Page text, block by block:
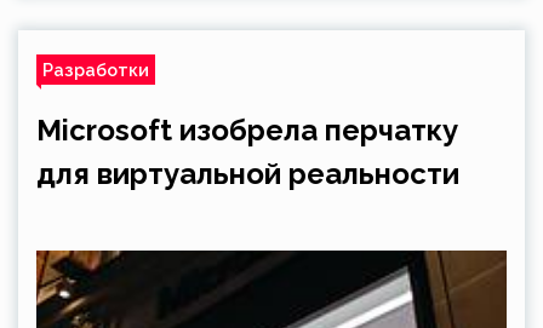
Разработки
Microsoft изобрела перчатку
для виртуальной реальности